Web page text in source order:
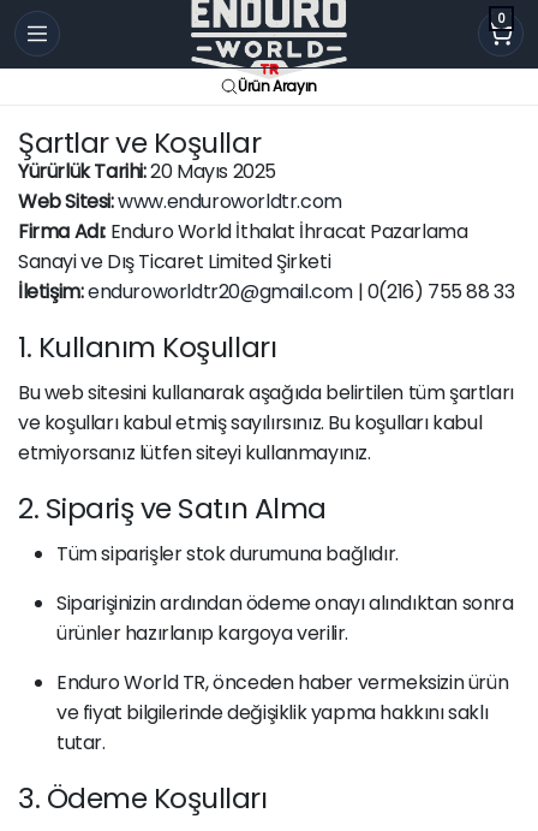
0
Ürün Arayın
Şartlar ve Koşullar
Yürürlük Tarihi:20 Mayıs 2025
Web Sitesi:www.enduroworldtr.com
Firma Adı: Enduro World İthalat İhracat Pazarlama
Sanayi ve Dış Ticaret Limited Şirketi
İletişim:enduroworldtr20@gmail.com | 0(216) 755 88 33
1. Kullanım Koşulları
Bu web sitesini kullanarak aşağıda belirtilen tüm şartları
ve koşulları kabul etmiş sayılırsınız. Bu koşulları kabul
etmiyorsanız lütfen siteyi kullanmayınız.
2. Sipariş ve Satın Alma
Tüm siparişler stok durumuna bağlıdır.
Siparişinizin ardından ödeme onayı alındıktan sonra
ürünler hazırlanıp kargoya verilir.
Enduro World TR, önceden haber vermeksizin ürün
ve fiyat bilgilerinde değişiklik yapma hakkını saklı
tutar.
3. Ödeme Koşulları